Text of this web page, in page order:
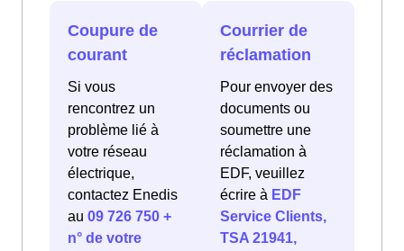
Coupure de
courant
Si vous
rencontrez un
problème lié à
votre réseau
électrique,
contactez Enedis
au 09 726 750 +
n° de votre
Courrier de
réclamation
Pour envoyer des
documents ou
soumettre une
réclamation à
EDF, veuillez
écrire à EDF
Service Clients,
TSA 21941,